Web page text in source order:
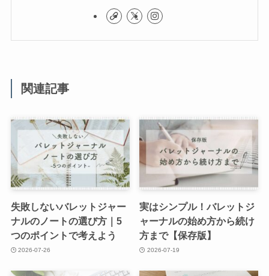
関連記事
失敗しないバレットジャー
ナルのノートの選び方｜5
つのポイントで考えよう
2026-07-26
実はシンプル！バレットジ
ャーナルの始め方から続け
方まで【保存版】
2026-07-19